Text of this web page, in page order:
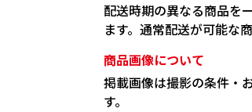
配送時期の異なる商品を
ます。通常配送が可能な
商品画像について
掲載画像は撮影の条件・
す。